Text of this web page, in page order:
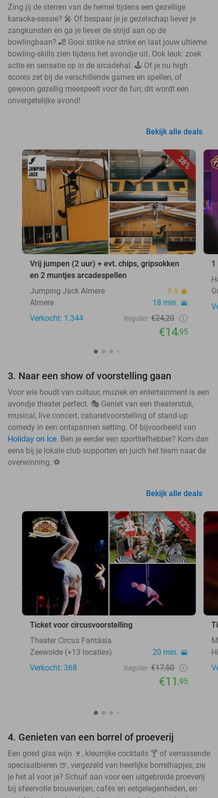
Zing jij de sterren van de hemel tijdens een gezellige
karaoke-sessie? 🎤 Of bespaar je je gezelschap liever je
zangkunsten en ga je liever de strijd aan op de
bowlingbaan? 🎳 Gooi strike na strike en laat jouw ultieme
bowling-skills zien tijdens het avondje uit. Ook leuk: zoek
actie en sensatie op in de arcadehal. 🕹️ Of je nu high
scores zet bij de verschillende games en spellen, of
gewoon gezellig meespeelt voor de fun; dit wordt een
onvergetelijke avond!
Bekijk alle deals
38%
Vrij jumpen (2 uur) + evt. chips, gripsokken
en 2 muntjes arcadespellen
Jumping Jack Almere
9.5
Almere
18 min.
Verkocht: 1.344
Regulier €24,20
€14,95
1
3. Naar een show of voorstelling gaan
Voor wie houdt van cultuur, muziek en entertainment is een
avondje theater perfect. 🎭 Geniet van een theaterstuk,
musical, live concert, cabaretvoorstelling of stand-up
comedy in een ontspannen setting. Of bijvoorbeeld van
Holiday on Ice. Ben je eerder een sportliefhebber? Kom dan
eens bij je lokale club supporten en juich het team naar de
overwinning. ⚽
Bekijk alle deals
32%
Ticket voor circusvoorstelling
Theater Circus Fantâsia
Zeewolde (+13 locaties)
20 min.
Verkocht: 368
Regulier €17,50
€11,95
4. Genieten van een borrel of proeverij
Een goed glas wijn 🍷, kleurrijke cocktails 🍸 of verrassende
speciaalbieren 🍺, vergezeld van heerlijke borrelhapjes; zie
je het al voor je? Schuif aan voor een uitgebreide proeverij
bij sfeervolle brouwerijen, cafés en eetgelegenheden, en